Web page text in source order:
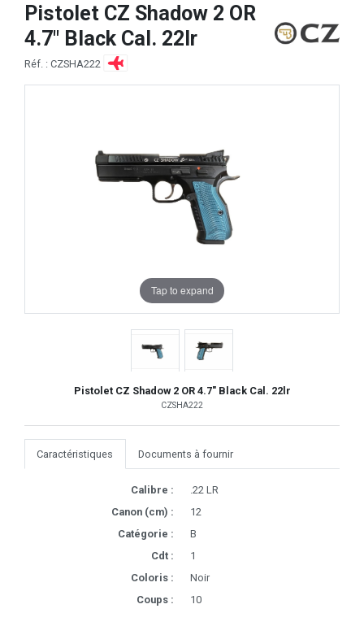
Pistolet CZ Shadow 2 OR
4.7" Black Cal. 22lr
Réf. : CZSHA222
Tap to expand
Pistolet CZ Shadow 2 OR 4.7" Black Cal. 22lr
CZSHA222
Caractéristiques Documents à fournir
Calibre :
.22 LR
Canon (cm) :
12
Catégorie :
B
Cdt :
1
Coloris :
Noir
Coups :
10